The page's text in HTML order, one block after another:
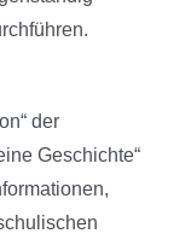
der
Geschichte“